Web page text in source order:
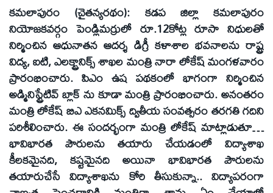
కమలాపురం (చైతన్యరథం): కడప జిల్లా కమలాపురం
నియోజకవర్గం పెండ్లిమర్రులో రూ.12కోట్ల రూసా నిధులతో
నిర్మించిన ఆధునాతన ఆదర్శ డిగ్రీ కళాశాల భవనాలను రాష్ట్ర
విద్య, ఐటి, ఎలక్ట్రానిక్స్‌ శాఖల మంత్రి నారా లోకేష్‌ మంగళవారం
ప్రారంభించారు. పిఎం ఉష పథకంలో భాగంగా నిర్మించిన
అడ్మినిస్ట్రేటివ్‌ బ్లాక్‌ ను కూడా మంత్రి ప్రారంభించారు. అనంతరం
మంత్రి లోకేష్‌ బిఎ ఎకనమిక్స్‌ ద్వితీయ సంవత్సరం తరగతి గదిని
పరిశీలించారు. ఈ సందర్భంగా మంత్రి లోకేష్‌ మాట్లాడుతూ…
భావిభారత పౌరులను తయారు చేయడంలో విద్యాశాఖ
కీలకమైనది, కష్టమైనది అయినా భావిభారత పౌరులను
తయారుచేసే విద్యాశాఖను కోరి తీసుకున్నా.. విద్యాపరంగా